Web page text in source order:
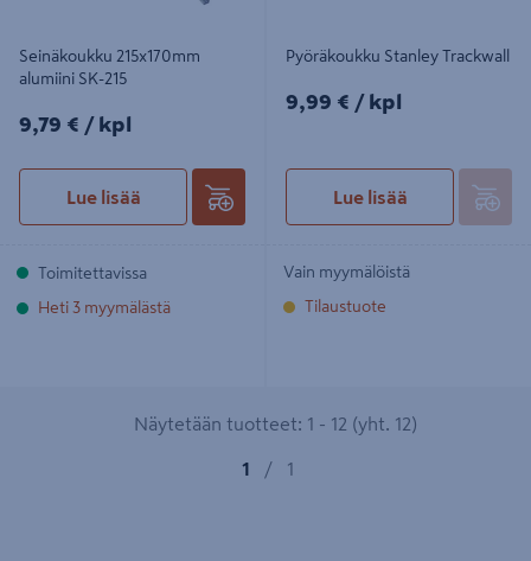
Seinäkoukku 215x170mm
alumiini SK-215
9,79€/kpl
9,79 € / kpl
Lue lisää
Toimitettavissa
Heti 3 myymälästä
Pyöräkoukku Stanley Trackwall
9,99€/kpl
9,99 € / kpl
Lue lisää
Vain myymälöistä
Tilaustuote
Näytetään tuotteet: 1 - 12 (yht. 12)
1 / 1